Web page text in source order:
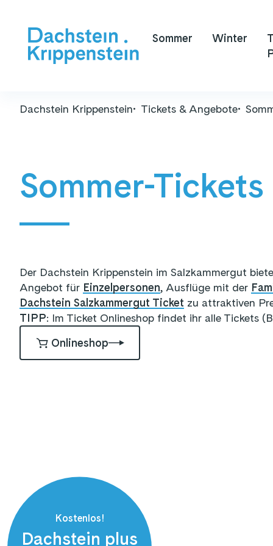
Sommer Winter
Dachstein Krippenstein Tickets & Angebote
Sommer-Tickets
Der Dachstein Krippenstein im Salzkammergut
Angebot für Einzelpersonen, Ausflüge mit der
Dachstein Salzkammergut Ticket zu attraktiven
TIPP: Im Ticket Onlineshop findet ihr alle Tickets
Onlineshop
Kostenlos!
Dachstein plus